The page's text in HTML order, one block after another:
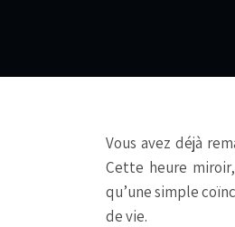
Vous avez déjà
Cette heure
qu’une simple
de vie.